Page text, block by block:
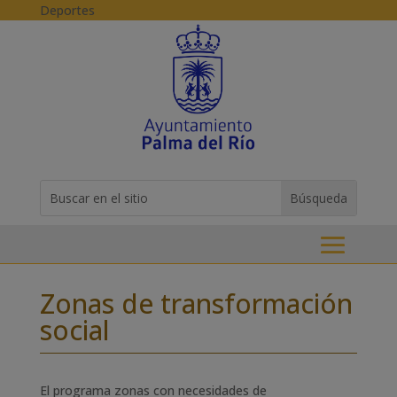
Skip to content
Deportes
for...
Zonas de transformación
social
El programa zonas con necesidades de